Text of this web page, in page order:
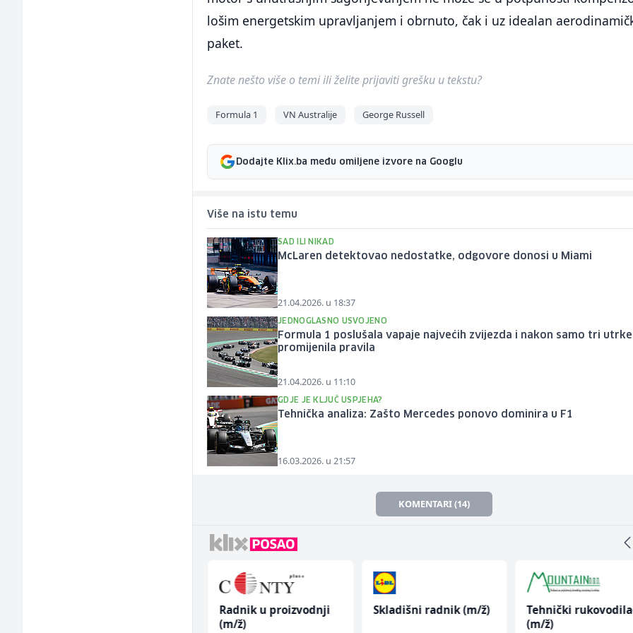
lošim energetskim upravljanjem i obrnuto, čak i uz idealan
paket.
Znate nešto više o temi ili želite prijaviti grešku u tekstu?
Formula 1 VN Australije George Russell
Dodajte Klix.ba među omiljene izvore na Googlu
Više na istu temu
SAD ILI NIKAD
McLaren detektovao nedostatke, odgovore donosi u Miami
21.04.2026. u 18:37
JEDNOGLASNO USVOJENO
Formula 1 poslušala vapaje najvećih zvijezda i nakon samo tri utrke
promijenila pravila
21.04.2026. u 11:10
GDJE JE KLJUČ USPJEHA?
Tehnička analiza: Zašto Mercedes ponovo dominira u F1
16.03.2026. u 21:57
KOMENTARI (14)
Radnik u proizvodnji
(m/ž)
Skladišni radnik (m/ž)
Tehnički
(m/ž)